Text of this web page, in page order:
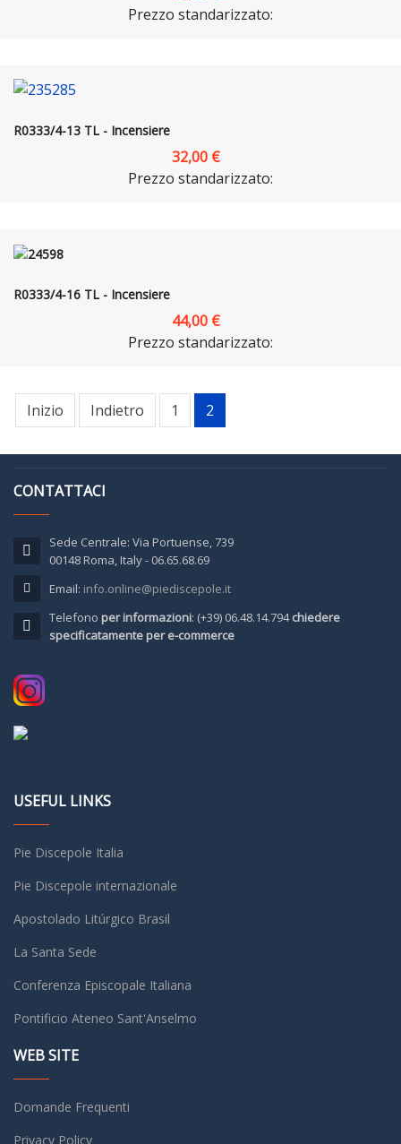
Prezzo standarizzato:
R0333/4-13 TL - Incensiere
32,00 €
Prezzo standarizzato:
R0333/4-16 TL - Incensiere
44,00 €
Prezzo standarizzato:
Inizio Indietro 1 2
CONTATTACI
Sede Centrale: Via Portuense, 739
00148 Roma, Italy - 06.65.68.69
Email: info.online@piediscepole.it
Telefono per informazioni: (+39) 06.48.14.794chiedere
specificatamente per e-commerce
USEFUL LINKS
Pie Discepole Italia
Pie Discepole internazionale
Apostolado Litúrgico Brasil
La Santa Sede
Conferenza Episcopale Italiana
Pontificio Ateneo Sant'Anselmo
WEB SITE
Domande Frequenti
Privacy Policy